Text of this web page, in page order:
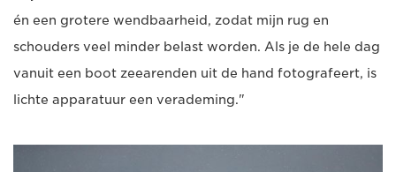
én een grotere wendbaarheid, zodat mijn rug en
schouders veel minder belast worden. Als je de hele dag
vanuit een boot zeearenden uit de hand fotografeert, is
lichte apparatuur een verademing."